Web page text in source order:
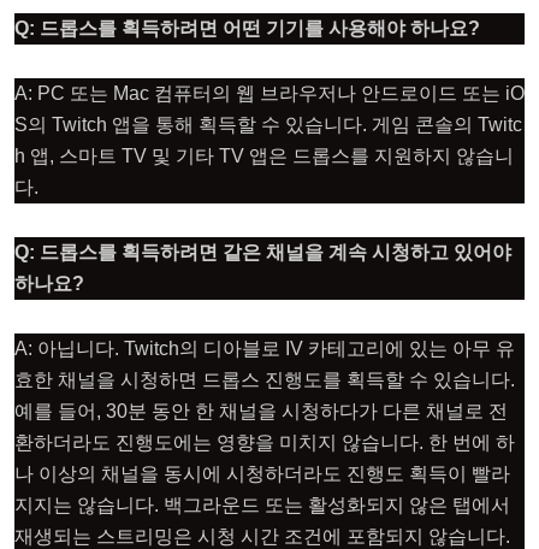
Q: 드롭스를 획득하려면 어떤 기기를 사용해야 하나요?
A: PC 또는 Mac 컴퓨터의 웹 브라우저나 안드로이드 또는 iO
S의 Twitch 앱을 통해 획득할 수 있습니다. 게임 콘솔의 Twitc
h 앱, 스마트 TV 및 기타 TV 앱은 드롭스를 지원하지 않습니
다.
Q: 드롭스를 획득하려면 같은 채널을 계속 시청하고 있어야
하나요?
A: 아닙니다. Twitch의 디아블로 IV 카테고리에 있는 아무 유
효한 채널을 시청하면 드롭스 진행도를 획득할 수 있습니다.
예를 들어, 30분 동안 한 채널을 시청하다가 다른 채널로 전
환하더라도 진행도에는 영향을 미치지 않습니다. 한 번에 하
나 이상의 채널을 동시에 시청하더라도 진행도 획득이 빨라
지지는 않습니다. 백그라운드 또는 활성화되지 않은 탭에서
재생되는 스트리밍은 시청 시간 조건에 포함되지 않습니다.